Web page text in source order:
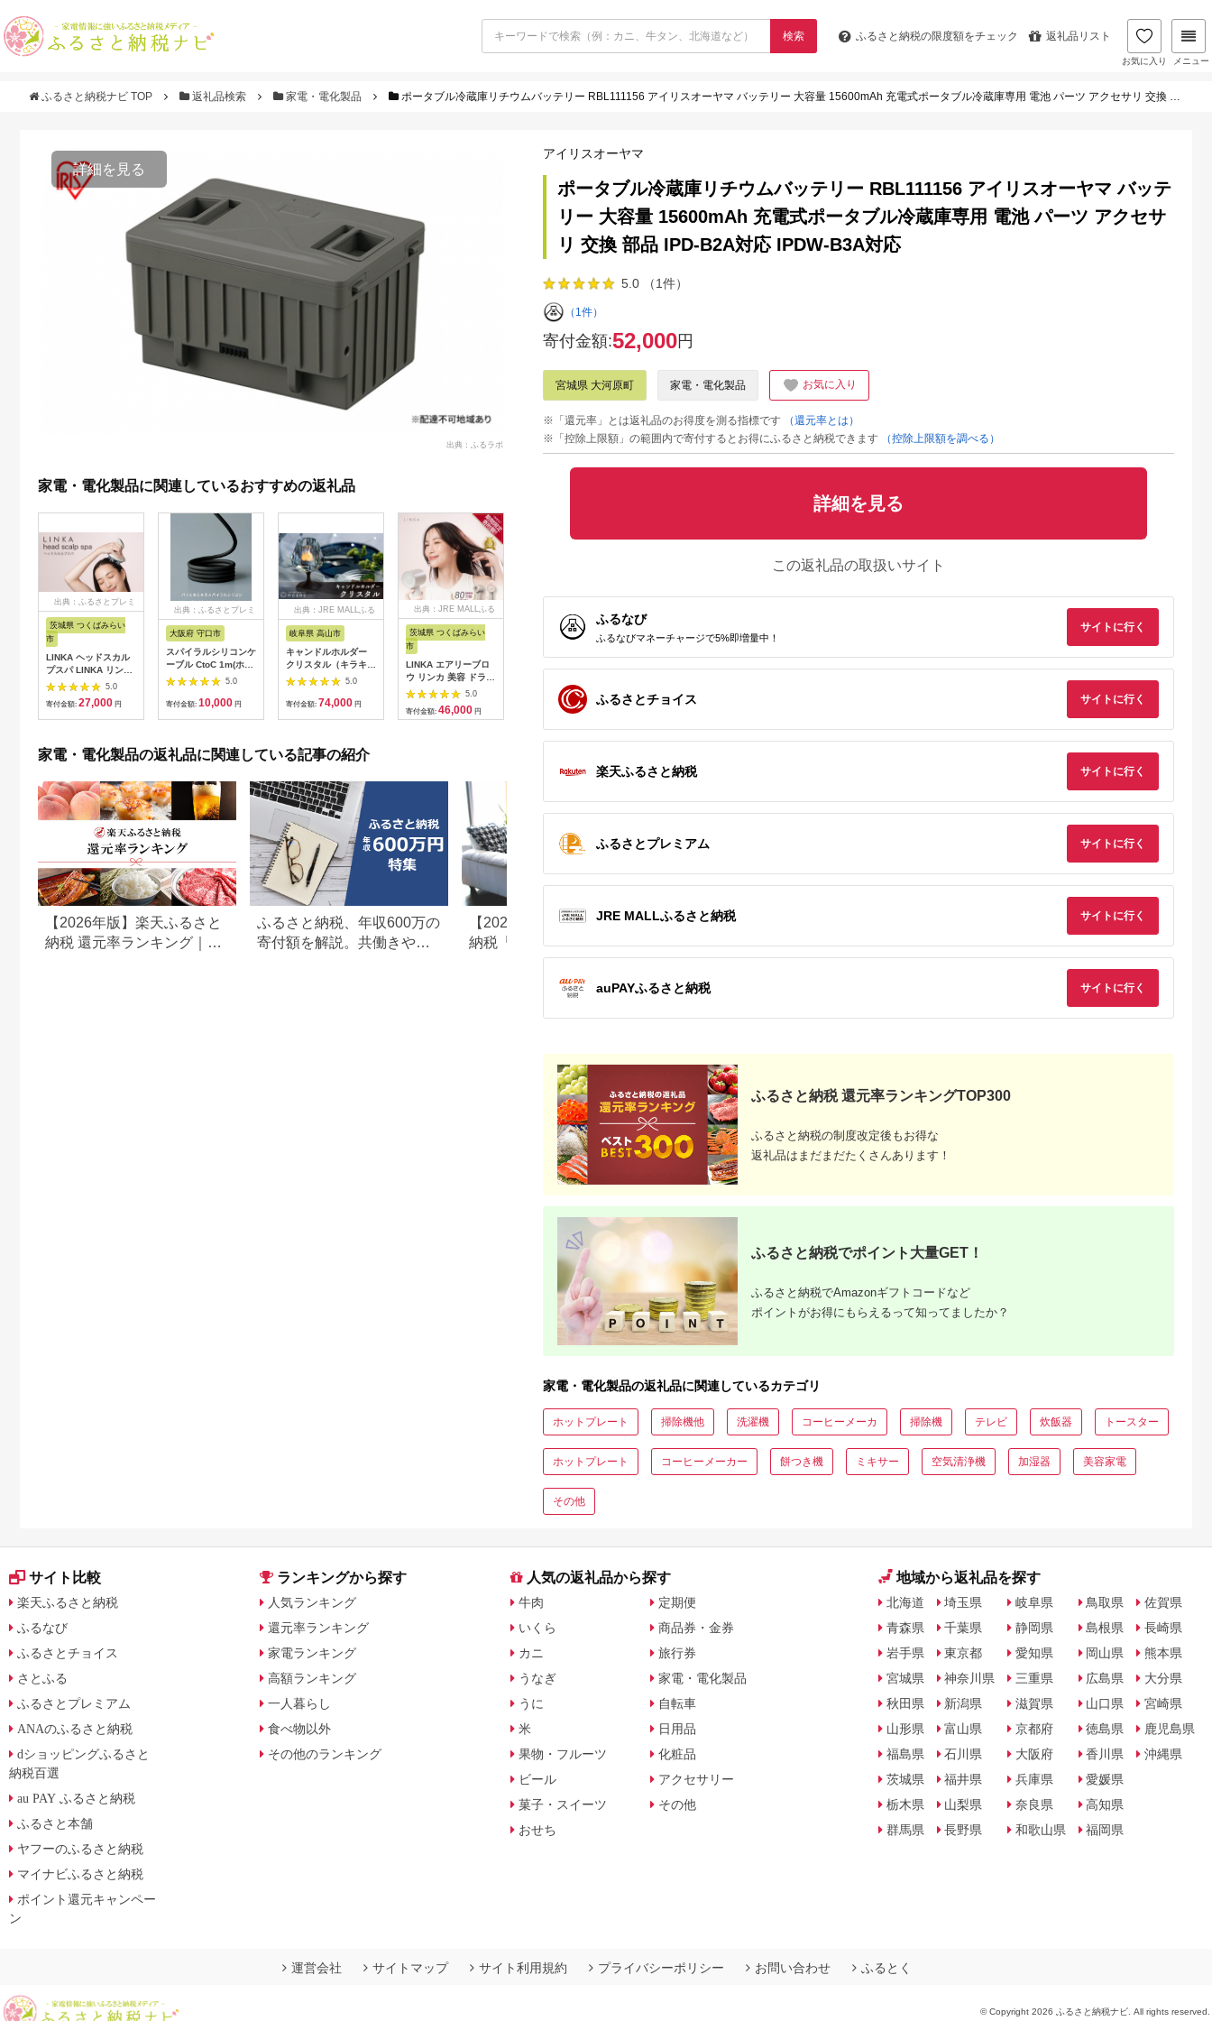
検索 ふるさと納税の限度額をチェック 返礼品リスト
お気に入り メニュー
ふるさと納税ナビ TOP 返礼品検索 家電・電化製品 ポータブル冷蔵庫リチウムバッテリー RBL111156 アイリスオーヤマ バッテリー 大容量 15600mAh 充電式ポータブル冷蔵庫専用 電池 パーツ アクセサリ 交換 部品 IPD-B2A対応 IPDW-B3A対応
詳細を見る
出典：ふるラボ
家電・電化製品に関連しているおすすめの返礼品
出典：ふるさとプレミ
茨城県 つくばみらい
市
LINKA ヘッドスカル
プスパ LINKA リンカ
ヘアケア ヘッドスパ
リラックス 美容 マッ
サージ マッサージャ
ー 頭皮[EV11-NT]
5.0
寄付金額: 27,000 円
出典：ふるさとプレミ
大阪府 守口市
スパイラルシリコンケ
ーブル CtoC 1m(ホワ
イト) [2558]
5.0
寄付金額: 10,000 円
出典：JRE MALLふる
岐阜県 高山市
キャンドルホルダー
クリスタル（キラキ
ラ）ウォールナット ×
ガラス ろうそく立て
ロウソク立て クリス
高山 モアレ moare 柿
下木材 AL001
5.0
寄付金額: 74,000 円
出典：JRE MALLふる
茨城県 つくばみらい
市
LINKA エアリーブロ
ウ リンカ 美容 ドライ
ヤー ヘアケア 髪 エス
テ ギフト ラッピング
贈呈品 プレゼント 母
5.0
寄付金額: 46,000 円
大阪府 貝塚市
12,000 円
静岡県 浜松市
寄付金額: 600,000
福島県 磐梯町
(MOT-
ACPD35WU1) ペー
出典：JRE MALLふる
さと納税
5.0
円
出典：ふるな
広島県 福山市
寄付金額:
家電・電化製品の返礼品に関連している記事の紹介
【2026年版】楽天ふるさと
納税 還元率ランキング｜高
ふるさと納税、年収600万の
寄付額を解説。共働きや子
【2026年最新版】ふるさと
納税「食べ物以外」返礼品
の還元率ランキング！
楽天ふるさと納税でこだわ
りの家電探し。おすすめラ
ンキングまとめ
アイリスオーヤマ
ポータブル冷蔵庫リチウムバッテリー RBL111156 アイリスオーヤマ バッテ
リー 大容量 15600mAh 充電式ポータブル冷蔵庫専用 電池 パーツ アクセサ
リ 交換 部品 IPD-B2A対応 IPDW-B3A対応
5.0 （1件）
（1件）
寄付金額:52,000円
宮城県 大河原町 家電・電化製品 お気に入り
※「還元率」とは返礼品のお得度を測る指標です
（還元率とは）
※「控除上限額」の範囲内で寄付するとお得にふるさと納税できます
（控除上限額を調べる）
詳細を見る
この返礼品の取扱いサイト
ふるなび
ふるなびマネーチャージで5%即増量中！
サイトに行く
ふるさとチョイス サイトに行く
楽天ふるさと納税 サイトに行く
ふるさとプレミアム サイトに行く
JRE MALLふるさと納税 サイトに行く
auPAYふるさと納税 サイトに行く
ふるさと納税 還元率ランキングTOP300
ふるさと納税の制度改定後もお得な
返礼品はまだまだたくさんあります！
ふるさと納税でポイント大量GET！
ふるさと納税でAmazonギフトコードなど
ポイントがお得にもらえるって知ってましたか？
家電・電化製品の返礼品に関連しているカテゴリ
ホットプレート 掃除機他 洗濯機 コーヒーメーカ 掃除機 テレビ 炊飯器 トースター
ホットプレート コーヒーメーカー 餅つき機 ミキサー 空気清浄機 加湿器 美容家電
その他
サイト比較
楽天ふるさと納税
ふるなび
ふるさとチョイス
さとふる
ふるさとプレミアム
ANAのふるさと納税
dショッピングふるさと
納税百選
au PAY ふるさと納税
ふるさと本舗
ヤフーのふるさと納税
マイナビふるさと納税
ポイント還元キャンペー
ン
ランキングから探す
人気ランキング
還元率ランキング
家電ランキング
高額ランキング
一人暮らし
食べ物以外
その他のランキング
人気の返礼品から探す
牛肉
いくら
カニ
うなぎ
うに
米
果物・フルーツ
ビール
菓子・スイーツ
おせち
定期便
商品券・金券
旅行券
家電・電化製品
自転車
日用品
化粧品
アクセサリー
その他
地域から返礼品を探す
北海道
青森県
岩手県
宮城県
秋田県
山形県
福島県
茨城県
栃木県
群馬県
埼玉県
千葉県
東京都
神奈川県
新潟県
富山県
石川県
福井県
山梨県
長野県
岐阜県
静岡県
愛知県
三重県
滋賀県
京都府
大阪府
兵庫県
奈良県
和歌山県
鳥取県
島根県
岡山県
広島県
山口県
徳島県
香川県
愛媛県
高知県
福岡県
佐賀県
長崎県
熊本県
大分県
宮崎県
鹿児島県
沖縄県
運営会社 サイトマップ サイト利用規約 プライバシーポリシー お問い合わせ ふるとく
© Copyright 2026 ふるさと納税ナビ. All rights reserved.